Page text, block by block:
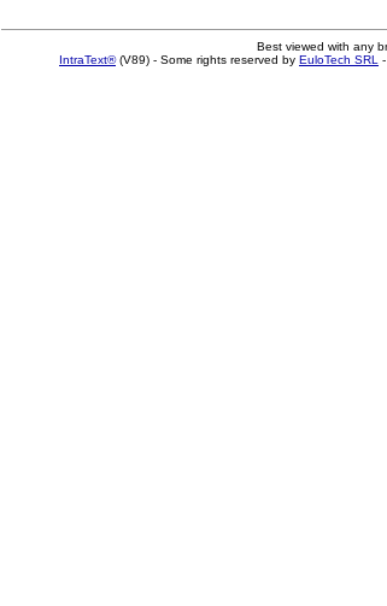
Best viewed with any
IntraText®(V89) - Some rights reserved by EuloTech SRL